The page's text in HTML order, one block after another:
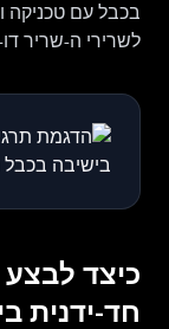
בכבל עם טכניקה
לשרירי ה-שריר
כיצד
חד-ידנית